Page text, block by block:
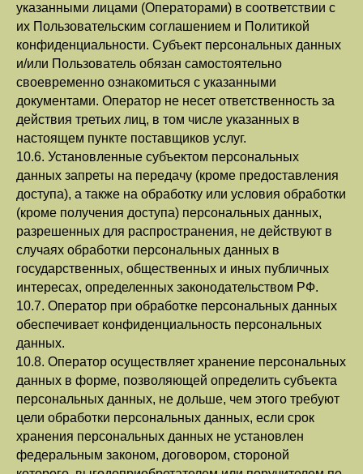
указанными лицами (Операторами) в соответствии с
их Пользовательским соглашением и Политикой
конфиденциальности. Субъект персональных данных
и/или Пользователь обязан самостоятельно
своевременно ознакомиться с указанными
документами. Оператор не несет ответственность за
действия третьих лиц, в том числе указанных в
настоящем пункте поставщиков услуг.
10.6. Установленные субъектом персональных
данных запреты на передачу (кроме предоставления
доступа), а также на обработку или условия обработки
(кроме получения доступа) персональных данных,
разрешенных для распространения, не действуют в
случаях обработки персональных данных в
государственных, общественных и иных публичных
интересах, определенных законодательством РФ.
10.7. Оператор при обработке персональных данных
обеспечивает конфиденциальность персональных
данных.
10.8. Оператор осуществляет хранение персональных
данных в форме, позволяющей определить субъекта
персональных данных, не дольше, чем этого требуют
цели обработки персональных данных, если срок
хранения персональных данных не установлен
федеральным законом, договором, стороной